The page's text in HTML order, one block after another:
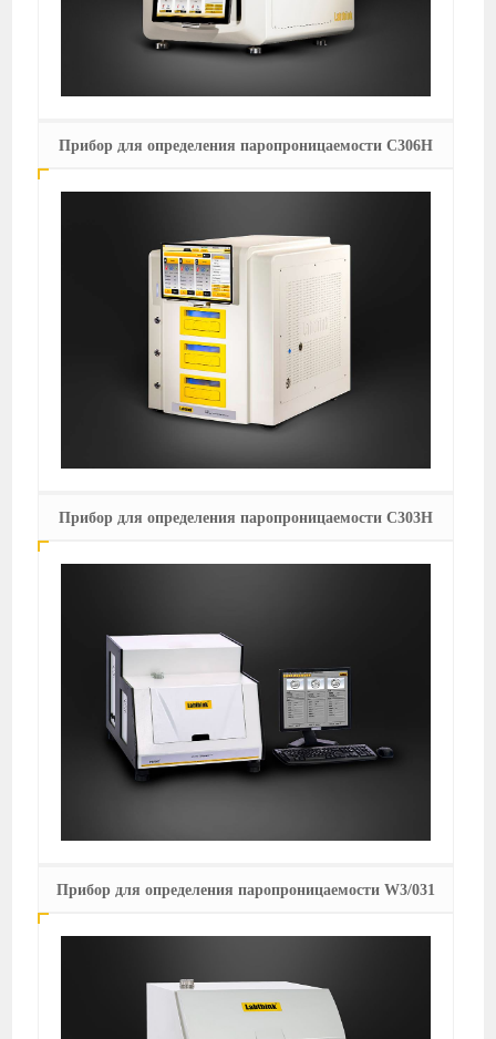
Прибор для определения паропроницаемости C306H
Прибор для определения паропроницаемости C303H
Прибор для определения паропроницаемости W3/031